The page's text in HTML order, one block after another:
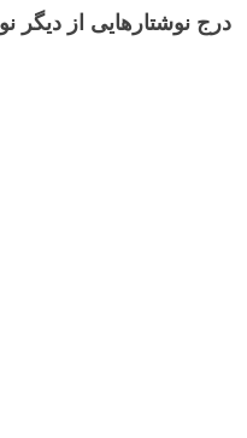
درج نوشتارهایی از دیگر